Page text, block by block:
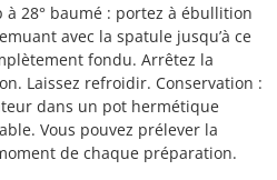
à 28° baumé : portez à ébullition
avec la spatule jusqu’à ce
fondu. Arrêtez la
Laissez refroidir. Conservation :
dans un pot hermétique
Vous pouvez prélever la
de chaque préparation.